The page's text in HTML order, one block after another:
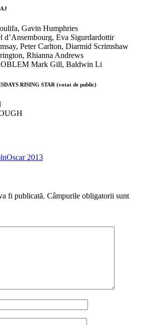
Gavin Humphries
Eva Sigurdardottir
Peter Carlton, Diarmid Scrimshaw
Rhianna Andrews
Mark Gill, Baldwin Li
RISING STAR (votat de public)
Oscar 2013
fi publicată. Câmpurile obligatorii sunt